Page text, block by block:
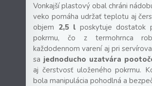
Vonkajší plastový obal chráni
veko pomáha udržať teplotu aj
objem 2,5 l poskytuje dostatok
pokrmu, čo z termohrnca
každodennom varení aj pri
sa jednoducho uzatvára
aj čerstvosť uloženého pokrmu.
bola manipulácia pohodlná a